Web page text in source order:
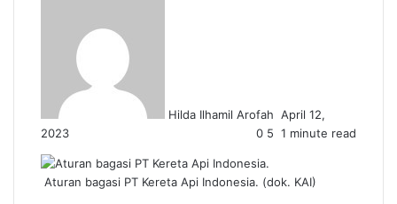
Hilda Ilhamil Arofah April 12,
2023
0 5 1 minute read
Aturan bagasi PT Kereta Api Indonesia. (dok. KAI)